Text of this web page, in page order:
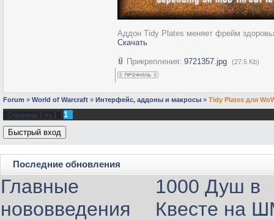
Аддон Tidy Plates меняет фрейм
Скачать
Прикрепления: 9721357.jpg (27.5 Kb)
Forum » World of Warcraft » Интерфейс, аддоны и макросы » Tidy Plates для
Страница 1 из 1 1
Последние обновления
Главные
нововведения
1000 Душ в
Квесте на